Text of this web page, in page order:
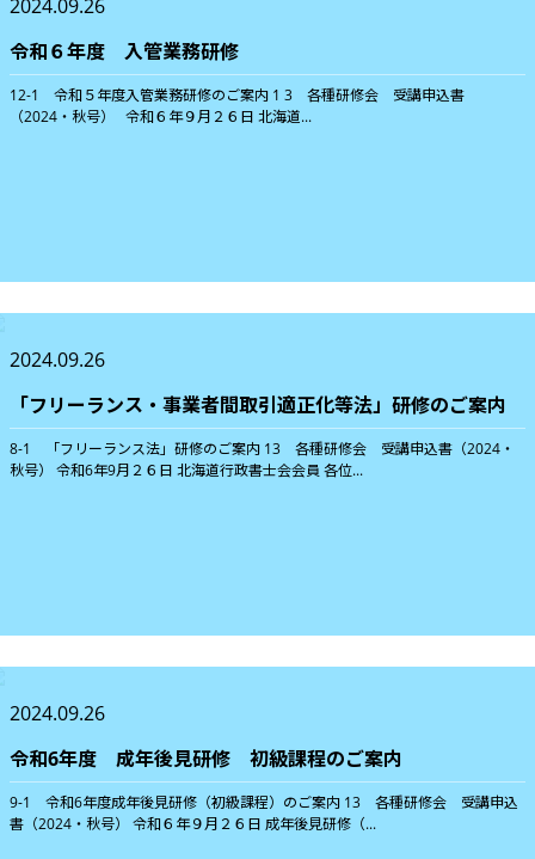
2024.09.26
令和６年度 入管業務研修
12-1 令和５年度入管業務研修のご案内 1 3 各種研修会 受講申込書
（2024・秋号） 令和６年９月２６日 北海道...
2024.09.26
「フリーランス・事業者間取引適正化等法」研修のご案内
8-1 「フリーランス法」研修のご案内 13 各種研修会 受講申込書（2024・
秋号） 令和6年9月２６日 北海道行政書士会会員 各位...
2024.09.26
令和6年度 成年後見研修 初級課程のご案内
9-1 令和6年度成年後見研修（初級課程）のご案内 13 各種研修会 受講申込
書（2024・秋号） 令和６年９月２６日 成年後見研修（...